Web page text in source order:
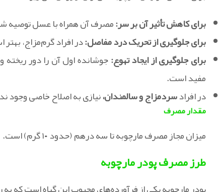
برای کاهش تأثیر آن بر سر:مصرف آن همراه با عسل توصیه
برای جلوگیری از تحریک درد مفاصل:در افراد گرم‌مزاج،
برای جلوگیری از ایجاد تهوع:جوشانده اول آن را دور
مفید است.
در افرادسردمزاج و سالمندان،نیازی به اصلاح خاصی وجود
مقدار مصرف
میزان مجاز مصرف مارچوبه تا سه درهم (حدود ۱۰ گرم) است.
طرز مصرف پودر مارچوبه